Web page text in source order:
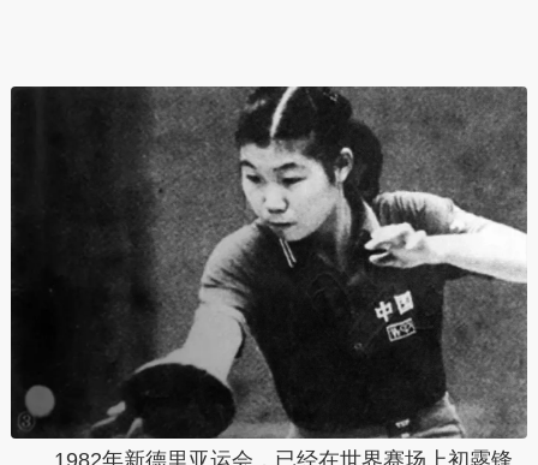
1982年新德里亚运会，已经在世界赛场上初露锋